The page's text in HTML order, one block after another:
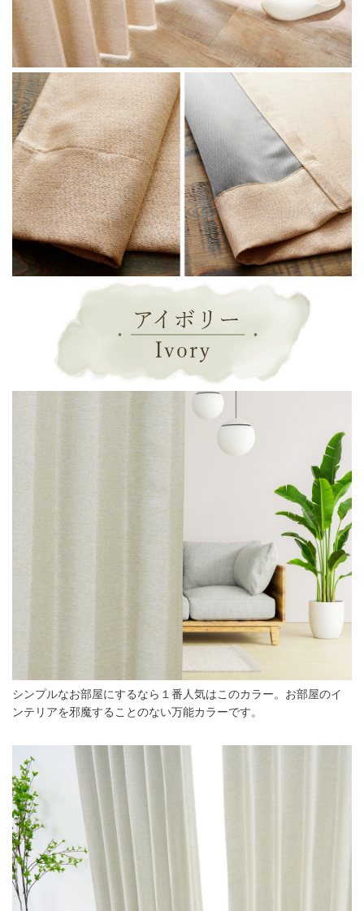
シンプルなお部屋にするなら１番人気はこのカラー。お部屋のイ
ンテリアを邪魔することのない万能カラーです。